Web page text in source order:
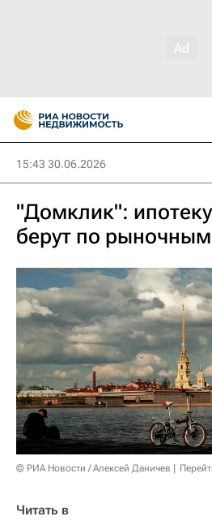
15:43 30.06.2026
"Домклик":
берут по
© РИА Новости / Алексей Даничев
Читать в